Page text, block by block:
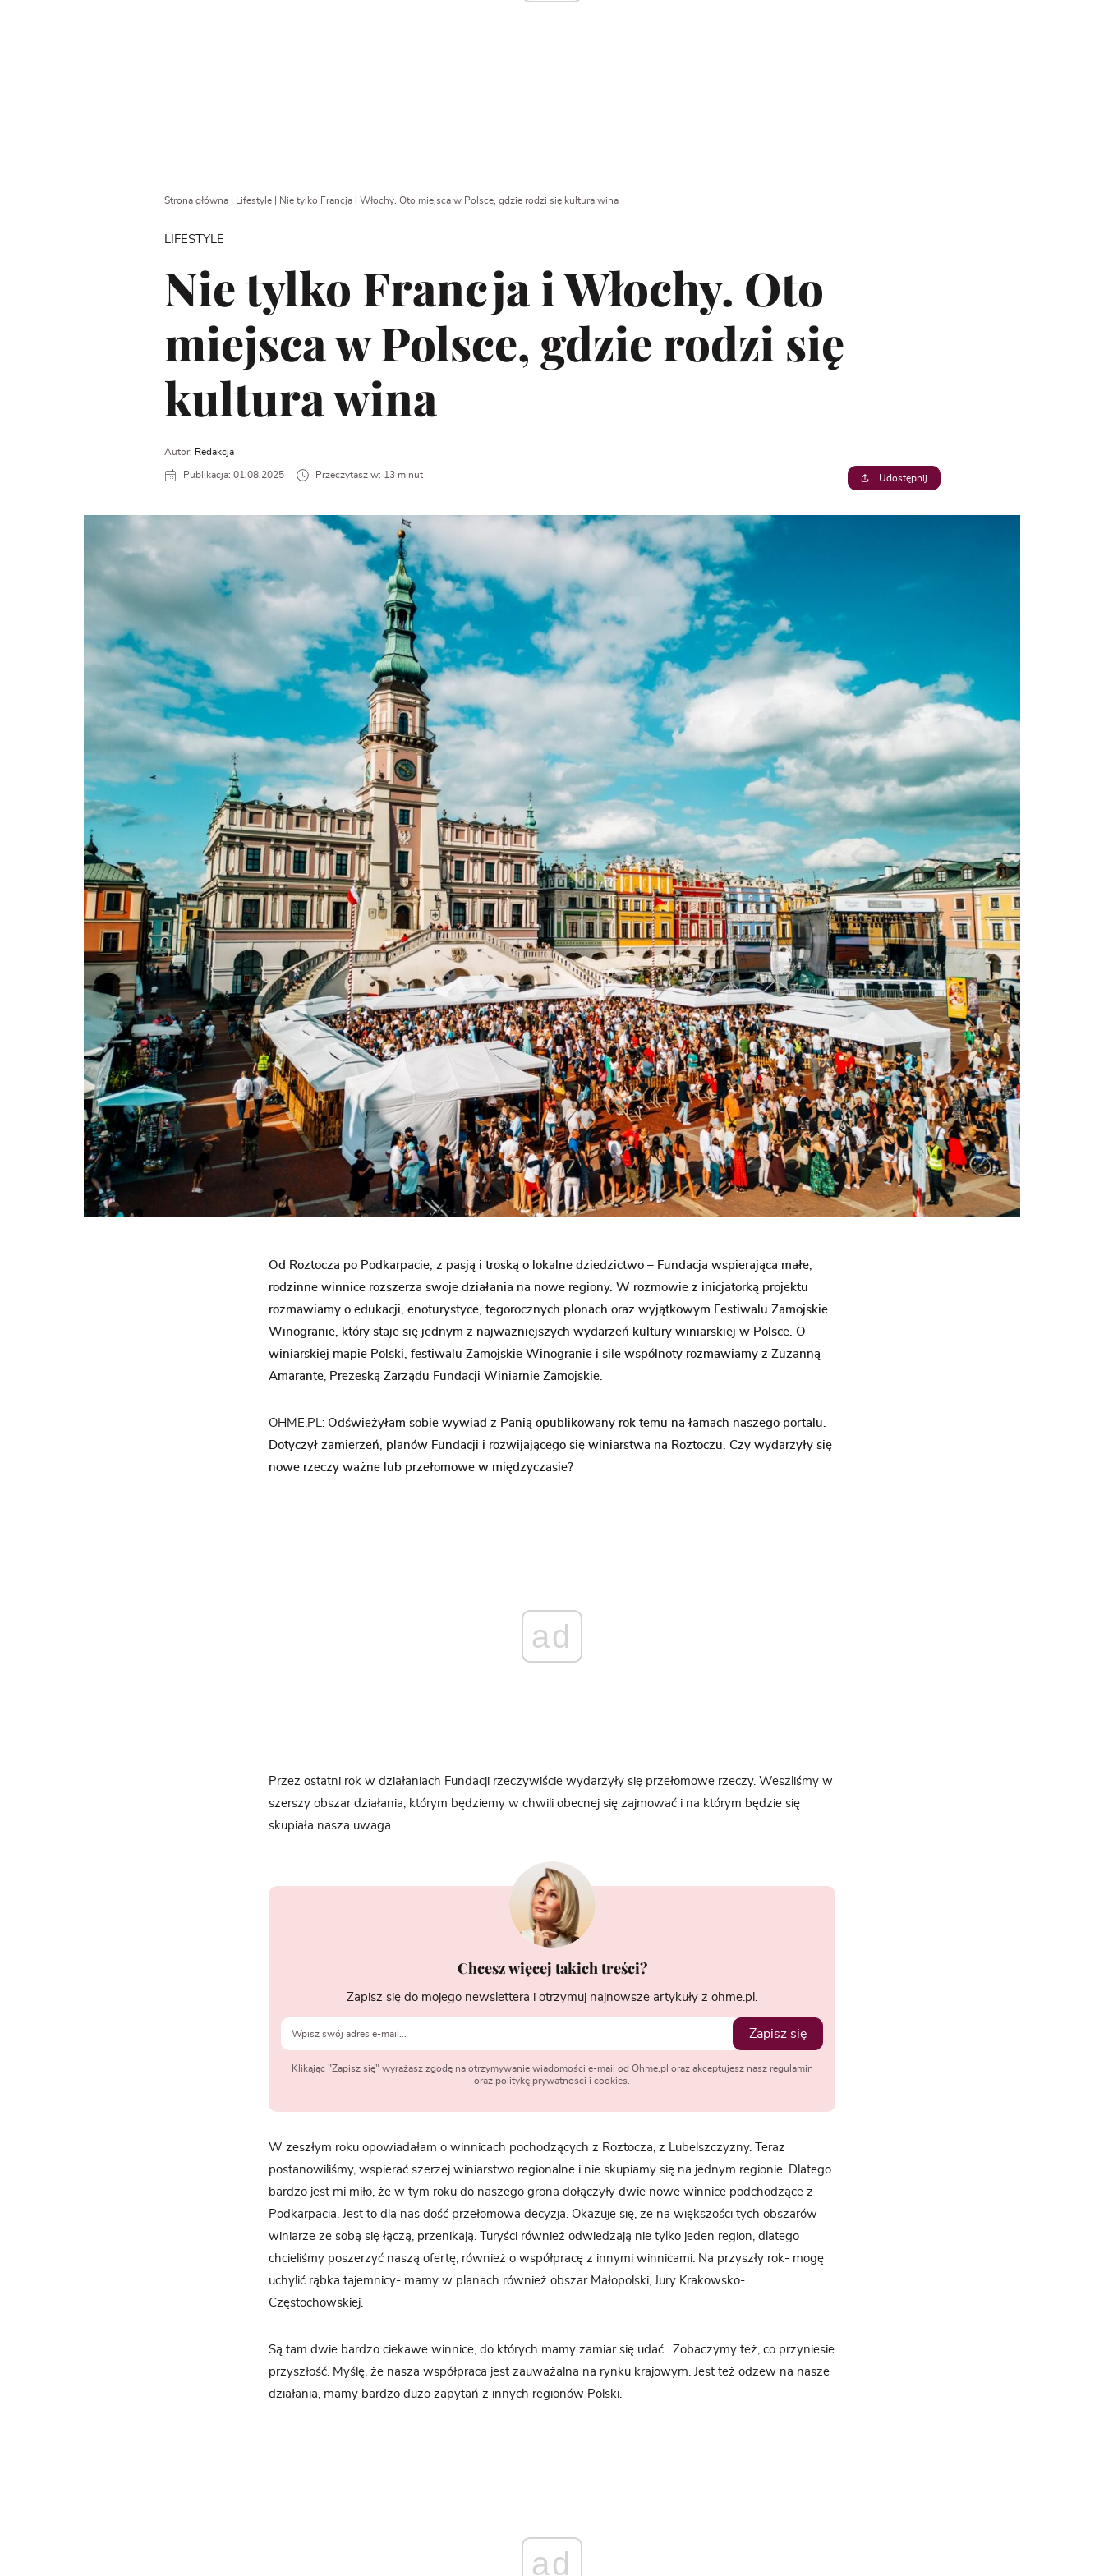
Strona główna| Lifestyle| Nie tylko Francja i Włochy. Oto miejsca w Polsce, gdzie rodzi się kultura wina
LIFESTYLE
Nie tylko Francja i Włochy. Oto
miejsca w Polsce, gdzie rodzi się
kultura wina
Autor: Redakcja
Publikacja: 01.08.2025 Przeczytasz w: 13 minut Udostępnij
Od Roztocza po Podkarpacie, z pasją i troską o lokalne dziedzictwo – Fundacja wspierająca małe,
rodzinne winnice rozszerza swoje działania na nowe regiony. W rozmowie z inicjatorką projektu
rozmawiamy o edukacji, enoturystyce, tegorocznych plonach oraz wyjątkowym Festiwalu Zamojskie
Winogranie, który staje się jednym z najważniejszych wydarzeń kultury winiarskiej w Polsce. O
winiarskiej mapie Polski, festiwalu Zamojskie Winogranie i sile wspólnoty rozmawiamy z Zuzanną
Amarante Prezeską Zarządu Fundacji Winiarnie Zamojskie.
OHME.PL: Odświeżyłam sobie wywiad z Panią opublikowany rok temu na łamach naszego portalu.
Dotyczył zamierzeń, planów Fundacji i rozwijającego się winiarstwa na Roztoczu. Czy wydarzyły się
nowe rzeczy ważne lub przełomowe w międzyczasie?
ad
Przez ostatni rok w działaniach Fundacji rzeczywiście wydarzyły się przełomowe rzeczy. Weszliśmy w
szerszy obszar działania, którym będziemy w chwili obecnej się zajmować i na którym będzie się
skupiała nasza uwaga.
Chcesz więcej takich treści?
Zapisz się do mojego newslettera i otrzymuj najnowsze artykuły z ohme.pl.
Zapisz się
Klikając "Zapisz się" wyrażasz zgodę na otrzymywanie wiadomości e-mail od Ohme.pl oraz akceptujesz nasz regulamin
oraz politykę prywatności i cookies.
W zeszłym roku opowiadałam o winnicach pochodzących z Roztocza, z Lubelszczyzny. Teraz
postanowiliśmy, wspierać szerzej winiarstwo regionalne i nie skupiamy się na jednym regionie. Dlatego
bardzo jest mi miło, że w tym roku do naszego grona dołączyły dwie nowe winnice podchodzące z
Podkarpacia. Jest to dla nas dość przełomowa decyzja. Okazuje się, że na większości tych obszarów
winiarze ze sobą się łączą, przenikają. Turyści również odwiedzają nie tylko jeden region, dlatego
chcieliśmy poszerzyć naszą ofertę, również o współpracę z innymi winnicami. Na przyszły rok- mogę
uchylić rąbka tajemnicy- mamy w planach również obszar Małopolski, Jury Krakowsko-
Częstochowskiej.
Są tam dwie bardzo ciekawe winnice, do których mamy zamiar się udać. Zobaczymy też, co przyniesie
przyszłość. Myślę, że nasza współpraca jest zauważalna na rynku krajowym. Jest też odzew na nasze
działania, mamy bardzo dużo zapytań z innych regionów Polski.
ad